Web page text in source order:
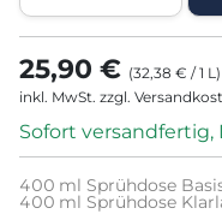
25,90 € (32,38 € /1 L )
inkl. MwSt. zzgl.
Sofort versandfertig,
400 ml Sprühdose
400 ml Sprühdose